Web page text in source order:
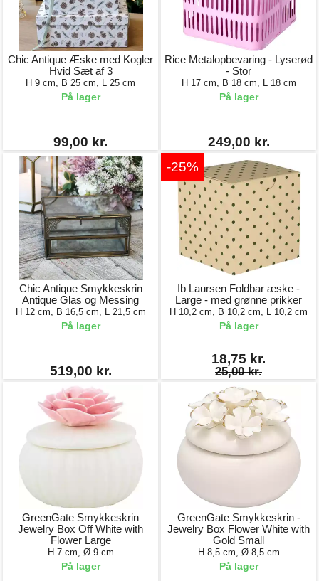
Chic Antique Æske med Kogler
Hvid Sæt af 3
H 9 cm, B 25 cm, L 25 cm
På lager
99,00 kr.
Rice Metalopbevaring - Lyserød
- Stor
H 17 cm, B 18 cm, L 18 cm
På lager
249,00 kr.
Chic Antique Smykkeskrin
Antique Glas og Messing
H 12 cm, B 16,5 cm, L 21,5 cm
På lager
519,00 kr.
-25%
Ib Laursen Foldbar æske -
Large - med grønne prikker
H 10,2 cm, B 10,2 cm, L 10,2 cm
På lager
18,75 kr.
25,00 kr.
GreenGate Smykkeskrin
Jewelry Box Off White with
Flower Large
H 7 cm, Ø 9 cm
På lager
GreenGate Smykkeskrin -
Jewelry Box Flower White with
Gold Small
H 8,5 cm, Ø 8,5 cm
På lager